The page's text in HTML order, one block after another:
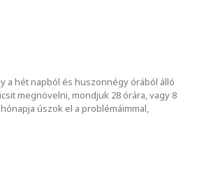
a hét napból és huszonnégy órából álló
megnövelni, mondjuk 28 órára, vagy 8
úszok el a problémáimmal,